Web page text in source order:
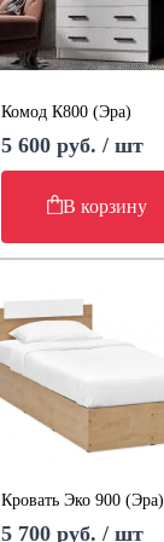
Комод К800 (Эра)
5 600 руб. / шт
В корзину
Кровать Эко 900 (Эра)
5 700 руб. / шт